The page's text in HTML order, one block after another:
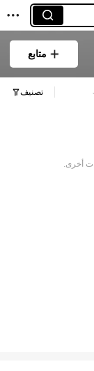
متابع
تصنيف
أخرى.